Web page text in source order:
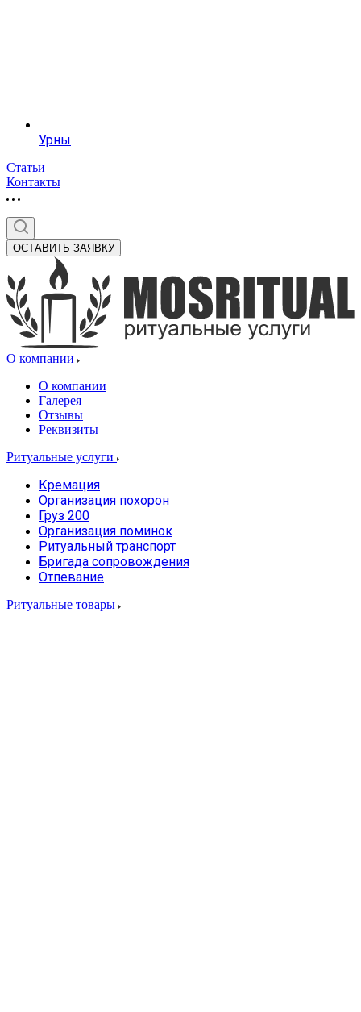
Урны
Статьи
Контакты
ОСТАВИТЬ ЗАЯВКУ
О компании
О компании
Галерея
Отзывы
Реквизиты
Ритуальные услуги
Кремация
Организация похорон
Груз 200
Организация поминок
Ритуальный транспорт
Бригада сопровождения
Отпевание
Ритуальные товары